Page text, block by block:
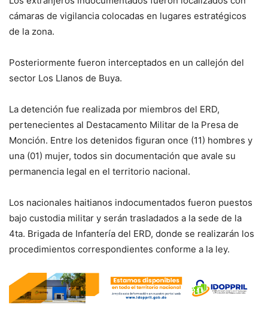
cámaras de vigilancia colocadas en lugares estratégicos
de la zona.
Posteriormente fueron interceptados en un callejón del
sector Los Llanos de Buya.
La detención fue realizada por miembros del ERD,
pertenecientes al Destacamento Militar de la Presa de
Monción. Entre los detenidos figuran once (11) hombres y
una (01) mujer, todos sin documentación que avale su
permanencia legal en el territorio nacional.
Los nacionales haitianos indocumentados fueron puestos
bajo custodia militar y serán trasladados a la sede de la
4ta. Brigada de Infantería del ERD, donde se realizarán los
procedimientos correspondientes conforme a la ley.